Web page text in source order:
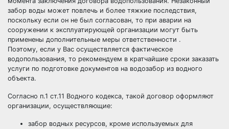
забор воды может повлечь и более тяжкие последствия,
поскольку если он не был согласован, то при аварии на
сооружении к эксплуатирующей организации могут быть
применены дополнительные меры ответственности .
Поэтому, если у Вас осуществляется фактическое
водопользования, то рекомендуем в кратчайшие сроки заказать
услуги по подготовке документов на водозабор из водного
объекта.
Согласно п.1 ст.11 Водного кодекса, такой договор оформляют
организации, осуществляющие:
забор водных ресурсов, кроме используемых для